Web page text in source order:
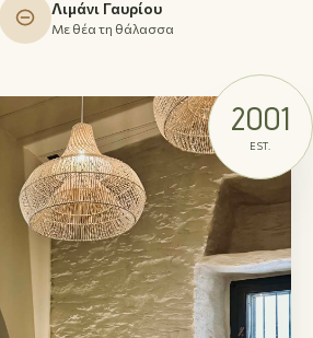
Λιμάνι Γαυρίου
Με θέα τη θάλασσα
2001
EST.